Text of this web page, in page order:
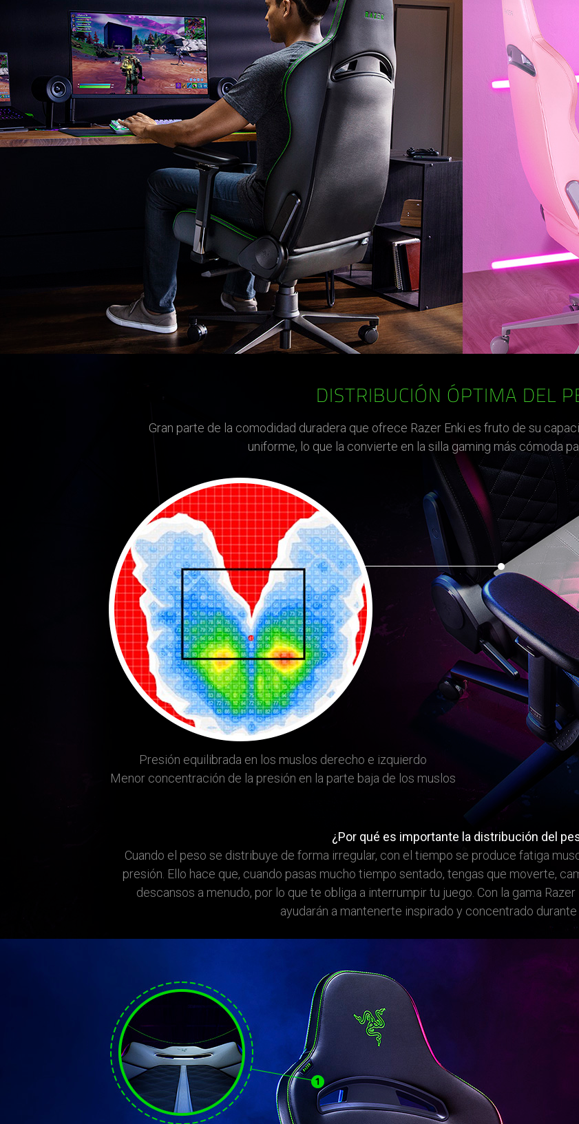
DISTRIBUCIÓN ÓPTIMA DEL
Presión equilibrada en los muslos derecho e izquierdo
Menor concentración de la presión en la parte baja de los muslos
Gran parte de la comodidad duradera que ofrece Razer Enki es fruto de su
uniforme, lo que la convierte en la silla gaming más cómoda
¿Por qué es importante la distribución del
Cuando el peso se distribuye de forma irregular, con el tiempo se produce fatiga
presión. Ello hace que, cuando pasas mucho tiempo sentado, tengas que moverte,
descansos a menudo, por lo que te obliga a interrumpir tu juego. Con la gama
ayudarán a mantenerte inspirado y concentrado durante